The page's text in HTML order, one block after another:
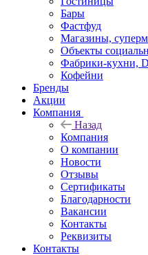
Бары
Фастфуд
Магазины,
Объекты
Фабрики-кухни,
Кофейни
Бренды
Акции
Компания
Назад
Компания
О компании
Новости
Отзывы
Сертификаты
Благодарности
Вакансии
Контакты
Реквизиты
Контакты